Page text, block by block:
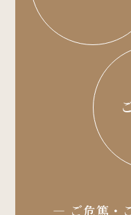
ることがあります
て，利用したサー
た商品，閲覧した
た検索キーワード
環境（携帯端末を
末の通信状態，利
ども含みます），
位置情報，端末の
および特性情報を
― ご危篤・